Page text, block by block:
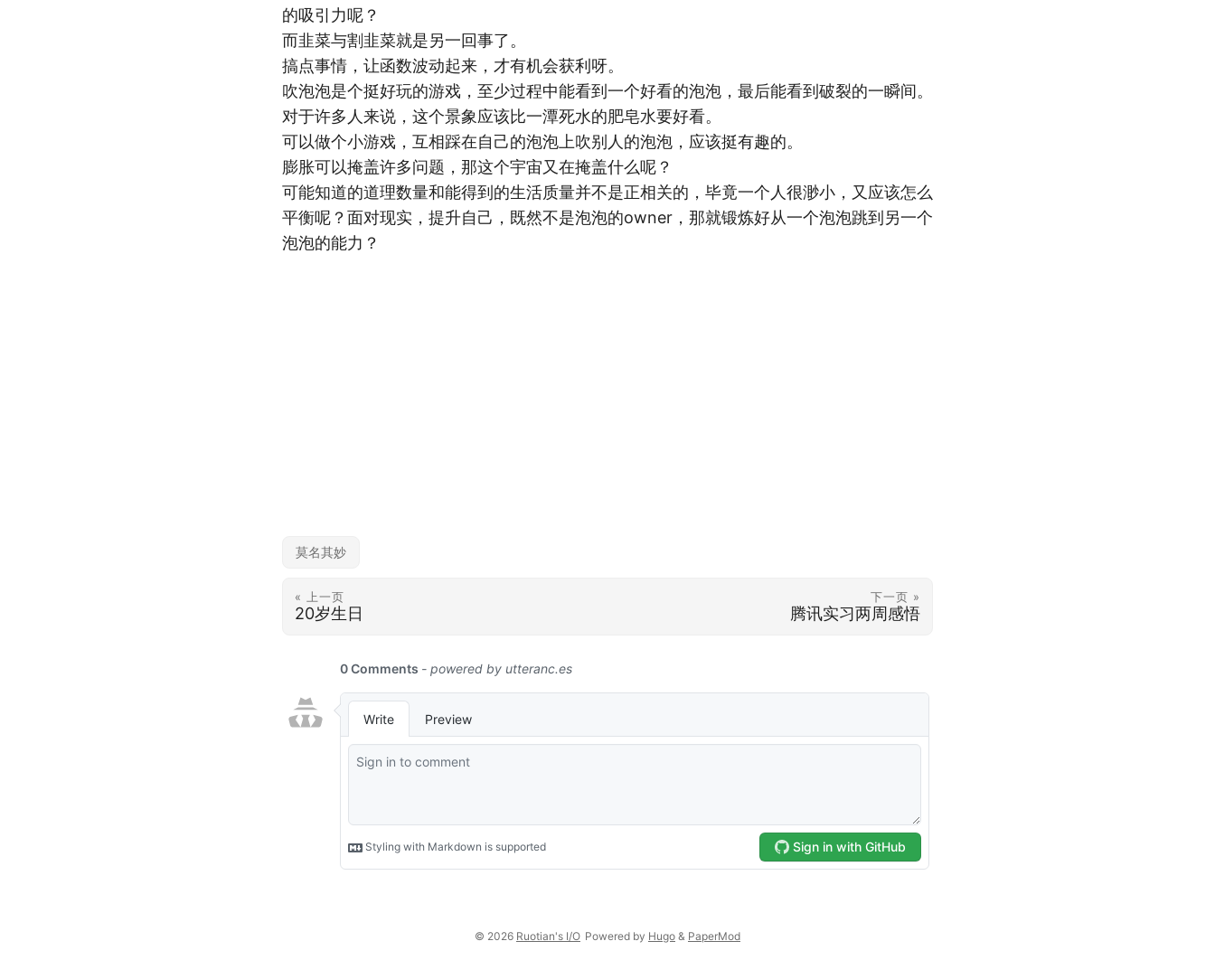
的吸引力呢？
而韭菜与割韭菜就是另一回事了。
搞点事情，让函数波动起来，才有机会获利呀。
吹泡泡是个挺好玩的游戏，至少过程中能看到一个好看的泡泡，最后能看到破裂的一瞬间。
对于许多人来说，这个景象应该比一潭死水的肥皂水要好看。
可以做个小游戏，互相踩在自己的泡泡上吹别人的泡泡，应该挺有趣的。
膨胀可以掩盖许多问题，那这个宇宙又在掩盖什么呢？
可能知道的道理数量和能得到的生活质量并不是正相关的，毕竟一个人很渺小，又应该怎么
平衡呢？面对现实，提升自己，既然不是泡泡的owner，那就锻炼好从一个泡泡跳到另一个
泡泡的能力？
莫名其妙
« 上一页
20岁生日
下一页 »
腾讯实习两周感悟
© 2026 Ruotian's I/O Powered by Hugo & PaperMod